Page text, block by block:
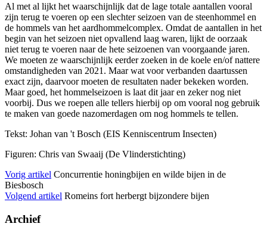
Al met al lijkt het waarschijnlijk dat de lage totale aantallen vooral
zijn terug te voeren op een slechter seizoen van de steenhommel en
de hommels van het aardhommelcomplex. Omdat de aantallen in het
begin van het seizoen niet opvallend laag waren, lijkt de oorzaak
niet terug te voeren naar de hete seizoenen van voorgaande jaren.
We moeten ze waarschijnlijk eerder zoeken in de koele en/of nattere
omstandigheden van 2021. Maar wat voor verbanden daartussen
exact zijn, daarvoor moeten de resultaten nader bekeken worden.
Maar goed, het hommelseizoen is laat dit jaar en zeker nog niet
voorbij. Dus we roepen alle tellers hierbij op om vooral nog gebruik
te maken van goede nazomerdagen om nog hommels te tellen.
Tekst: Johan van 't Bosch (EIS Kenniscentrum Insecten)
Figuren: Chris van Swaaij (De Vlinderstichting)
Vorig artikel Concurrentie honingbijen en wilde bijen in de
Biesbosch
Volgend artikel Romeins fort herbergt bijzondere bijen
Archief